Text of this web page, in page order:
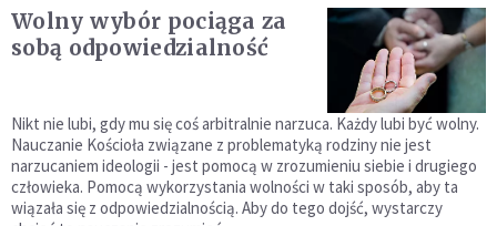
Wolny wybór pociąga za
sobą odpowiedzialność
Nikt nie lubi, gdy mu się coś arbitralnie narzuca. Każdy lubi być wolny.
Nauczanie Kościoła związane z problematyką rodziny nie jest
narzucaniem ideologii - jest pomocą w zrozumieniu siebie i drugiego
człowieka. Pomocą wykorzystania wolności w taki sposób, aby ta
wiązała się z odpowiedzialnością. Aby do tego dojść, wystarczy